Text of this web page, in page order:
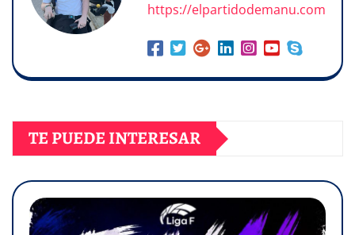
https://elpartidodemanu.com
TE PUEDE INTERESAR